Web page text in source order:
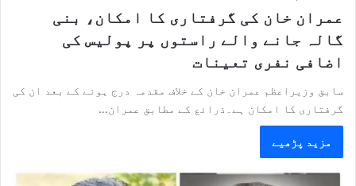
عمران خان کی گرفتاری کا امکان، بنی
گالہ جانے والے راستوں پر پولیس کی
اضافی نفری تعینات
سابق وزیراعظم عمران خان کے خلاف مقدمہ درج ہونے کے بعد ان کی
گرفتاری کا امکان ہے۔ذرائع کے مطابق عمران…
مزید پڑھیے